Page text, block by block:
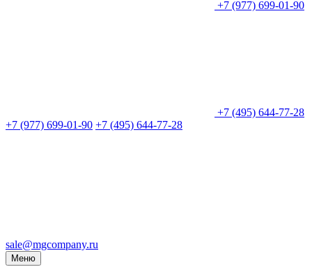
+7 (977) 699-01-90
+7 (495) 644-77-28
+7 (977) 699-01-90 +7 (495) 644-77-28
sale@mgcompany.ru
Меню